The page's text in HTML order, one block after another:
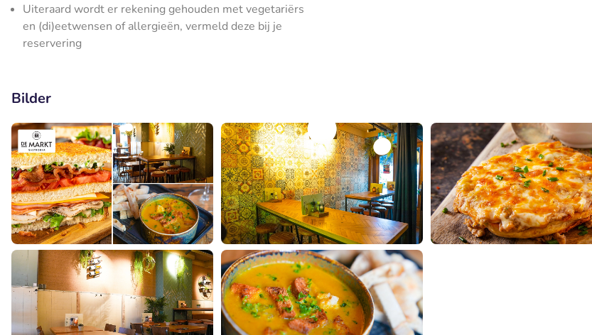
Uiteraard wordt er rekening gehouden met vegetariërs
en (di)eetwensen of allergieën, vermeld deze bij je
reservering
Bilder